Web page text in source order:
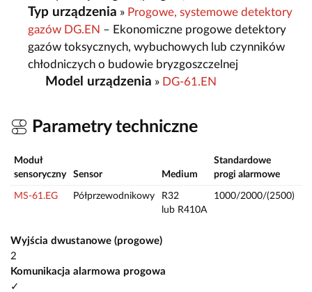
Typ urządzenia » Progowe, systemowe detektory
gazów DG.EN – Ekonomiczne progowe detektory
gazów toksycznych, wybuchowych lub czynników
chłodniczych o budowie bryzgoszczelnej
Model urządzenia » DG-61.EN
Parametry techniczne
Moduł
sensoryczny
Sensor Medium
Standardowe
progi alarmowe
MS-61.EG Półprzewodnikowy
R32
lub R410A
1000/2000/(2500)
Wyjścia dwustanowe (progowe)
2
Komunikacja alarmowa progowa
✓